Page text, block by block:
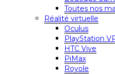
Toutes nos
Réalité virtuelle
Oculus
PlayStation
HTC Vive
PiMax
Royole